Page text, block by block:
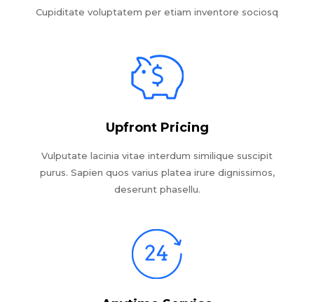
Cupiditate voluptatem per etiam inventore sociosq
Upfront Pricing
Vulputate lacinia vitae interdum similique suscipit
purus. Sapien quos varius platea irure dignissimos,
deserunt phasellu.